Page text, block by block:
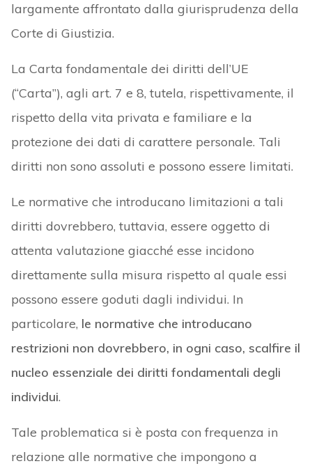
largamente affrontato dalla giurisprudenza della
Corte di Giustizia.
La Carta fondamentale dei diritti dell’UE
(“Carta”), agli art. 7 e 8, tutela, rispettivamente, il
rispetto della vita privata e familiare e la
protezione dei dati di carattere personale. Tali
diritti non sono assoluti e possono essere limitati.
Le normative che introducano limitazioni a tali
diritti dovrebbero, tuttavia, essere oggetto di
attenta valutazione giacché esse incidono
direttamente sulla misura rispetto al quale essi
possono essere goduti dagli individui. In
particolare, le normative che introducano
restrizioni non dovrebbero, in ogni caso, scalfire il
nucleo essenziale dei diritti fondamentali degli
individui.
Tale problematica si è posta con frequenza in
relazione alle normative che impongono a